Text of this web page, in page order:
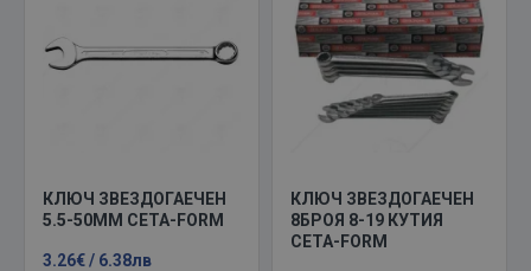
КЛЮЧ ЗВЕЗДОГАЕЧЕН
5.5-50ММ CETA-FORM
3.26€ / 6.38лв
КЛЮЧ ЗВЕЗДОГАЕЧЕН
8БРОЯ 8-19 КУТИЯ
CETA-FORM